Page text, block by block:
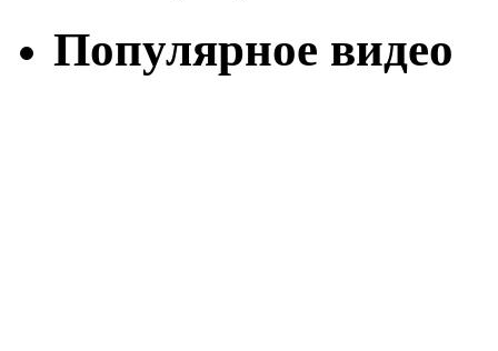
Популярное видео